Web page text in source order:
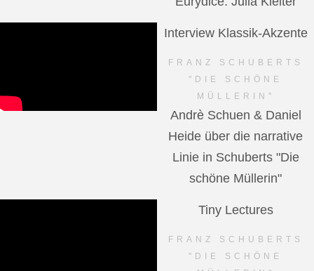
Interview Klassik-Akzente
FRANZ SCHUBERTS
"DIE SCHÖNE
MÜLLERIN"
Andrè Schuen & Daniel
Heide über die narrative
Linie in Schuberts "Die
schöne Müllerin"
Tiny Lectures
FRANZ SCHUBERTS
"DIE SCHÖNE